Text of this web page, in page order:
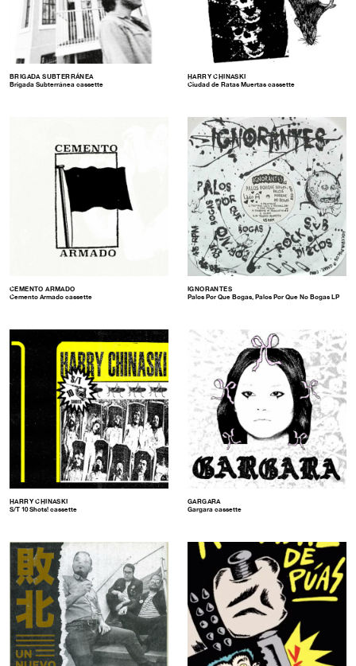
BRIGADA SUBTERRÁNEA
Brigada Subterránea cassette
HARRY CHINASKI
Ciudad de Ratas Muertas cassette
CEMENTO ARMADO
Cemento Armado cassette
IGNORANTES
Palos Por Que Bogas, Palos Por Que No Bogas LP
HARRY CHINASKI
S/T 10 Shots! cassette
GARGARA
Gargara cassette